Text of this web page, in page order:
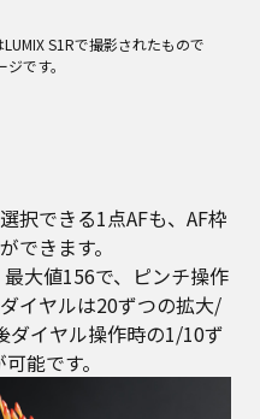
S1Rで撮影されたもので
です。
択できる1点AFも、AF枠
できます。
大値156で、ピンチ操作
イヤルは20ずつの拡大/
ダイヤル操作時の1/10ず
能です。